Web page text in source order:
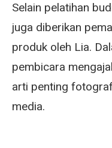
Selain pelatihan
juga diberikan
produk oleh Lia.
pembicara
arti penting
media.